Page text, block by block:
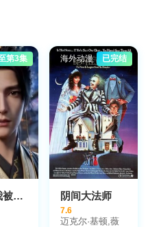
第3集
完蛋，我被北斗美女包围了
海外动漫 已完结
阴间大法师
7.6
迈克尔·基顿,薇